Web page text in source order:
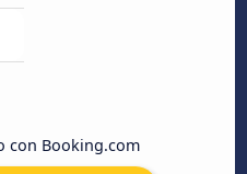
con Booking.com